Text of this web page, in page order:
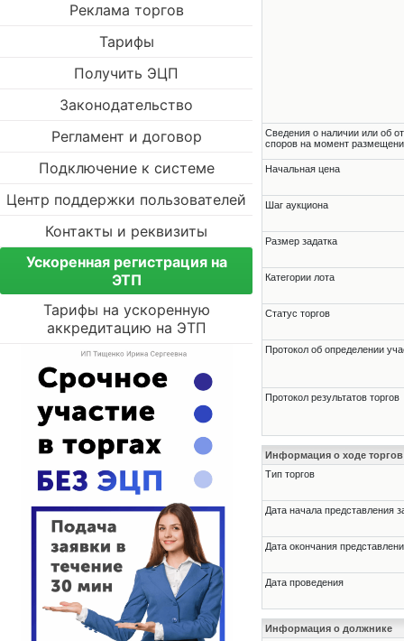
Реклама торгов
Тарифы
Получить ЭЦП
Законодательство
Регламент и договор
Подключение к системе
Центр поддержки пользователей
Контакты и реквизиты
Ускоренная регистрация на
ЭТП
Тарифы на ускоренную
аккредитацию на ЭТП
Cведения о наличии или об
споров на момент
Начальная цена
Шаг аукциона
Размер задатка
Категории лота
Статус торгов
Протокол об определении
Протокол результатов торгов
Информация о ходе торгов
Тип торгов
Дата начала представления
Дата окончания
Дата проведения
Информация о должнике